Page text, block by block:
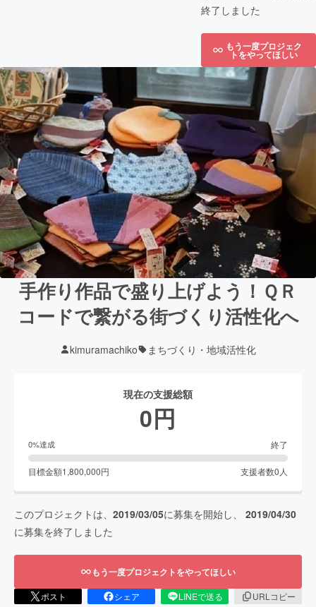
終了しました
もう一度プロジェク
トをやってほしい
手作り作品で盛り上げよう！ＱＲ
コードで繋がる街づくり活性化へ
kimuramachiko まちづくり・地域活性化
現在の支援総額
0円
0%達成 終了
目標金額1,800,000円 支援者数0 人
このプロジェクトは、 2019/03/05に募集を開始し、 2019/04/30
に募集を終了しました
もう一度プロジェクトをやってほしい
ポスト シェア LINEで送る
URLコピー